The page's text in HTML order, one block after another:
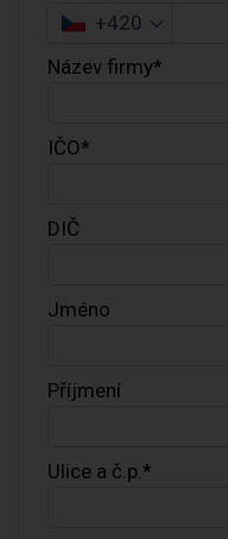
+420
Název firmy*
IČO*
DIČ
Jméno
Příjmení
Ulice a č.p.*